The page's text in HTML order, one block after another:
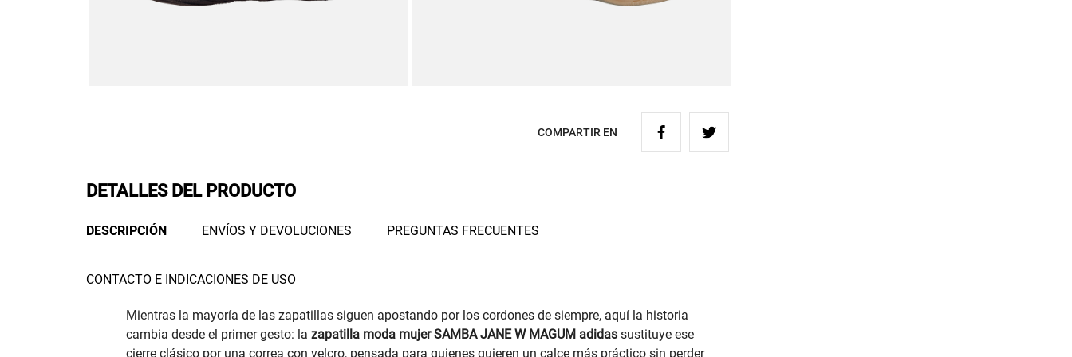
COMPARTIR EN
DETALLES DEL PRODUCTO
DESCRIPCIÓN ENVÍOS Y DEVOLUCIONES PREGUNTAS FRECUENTES
CONTACTO E INDICACIONES DE USO
Mientras la mayoría de las zapatillas siguen apostando por los cordones de siempre, aquí la historia
cambia desde el primer gesto: la zapatilla moda mujer SAMBA JANE W MAGUM adidassustituye ese
cierre clásico por una correa con velcro, pensada para quienes quieren un calce más práctico sin perder